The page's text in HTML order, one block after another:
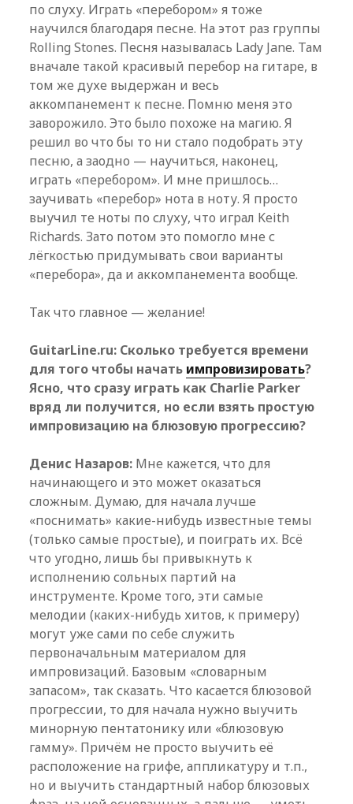
по слуху. Играть «перебором» я тоже
научился благодаря песне. На этот раз группы
Rolling Stones. Песня называлась Lady Jane. Там
вначале такой красивый перебор на гитаре, в
том же духе выдержан и весь
аккомпанемент к песне. Помню меня это
заворожило. Это было похоже на магию. Я
решил во что бы то ни стало подобрать эту
песню, а заодно — научиться, наконец,
играть «перебором». И мне пришлось…
заучивать «перебор» нота в ноту. Я просто
выучил те ноты по слуху, что играл Keith
Richards. Зато потом это помогло мне с
лёгкостью придумывать свои варианты
«перебора», да и аккомпанемента вообще.
Так что главное — желание!
GuitarLine.ru: Сколько требуется времени
для того чтобы начать импровизировать?
Ясно, что сразу играть как Charlie Parker
вряд ли получится, но если взять простую
импровизацию на блюзовую прогрессию?
Денис Назаров: Мне кажется, что для
начинающего и это может оказаться
сложным. Думаю, для начала лучше
«поснимать» какие-нибудь известные темы
(только самые простые), и поиграть их. Всё
что угодно, лишь бы привыкнуть к
исполнению сольных партий на
инструменте. Кроме того, эти самые
мелодии (каких-нибудь хитов, к примеру)
могут уже сами по себе служить
первоначальным материалом для
импровизаций. Базовым «словарным
запасом», так сказать. Что касается блюзовой
прогрессии, то для начала нужно выучить
минорную пентатонику или «блюзовую
гамму». Причём не просто выучить её
расположение на грифе, аппликатуру и т.п.,
но и выучить стандартный набор блюзовых